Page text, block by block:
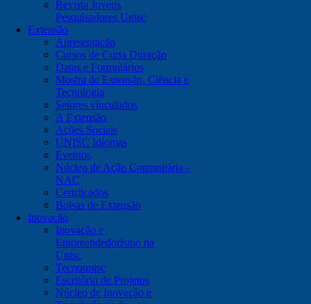
Revista Jovens
Pesquisadores Unisc
Extensão
Apresentação
Cursos de Curta Duração
Datas e Formulários
Mostra de Extensão, Ciência e
Tecnologia
Setores vinculados
A Extensão
Ações Sociais
UNISC Idiomas
Eventos
Núcleo de Ação Comunitária -
NAC
Certificados
Bolsas de Extensão
Inovação
Inovação e
Empreendedorismo na
Unisc
Tecnounisc
Escritório de Projetos
Núcleo de Inovação e